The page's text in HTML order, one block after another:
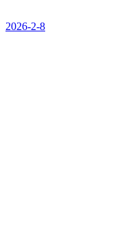
2026-2-8